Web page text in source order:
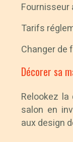
Tarifs
Changer de
Décorer sa
Relookez
salon en
aux design